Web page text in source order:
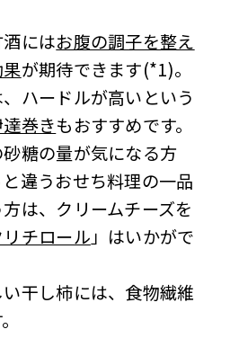
にはお腹の調子を整え
が期待できます(*1)。
ハードルが高いという
巻きもおすすめです。
糖の量が気になる方
違うおせち料理の一品
は、クリームチーズを
リチロール」はいかがで
干し柿には、食物繊維